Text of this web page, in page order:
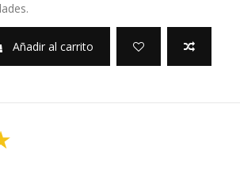
Añadir al carrito